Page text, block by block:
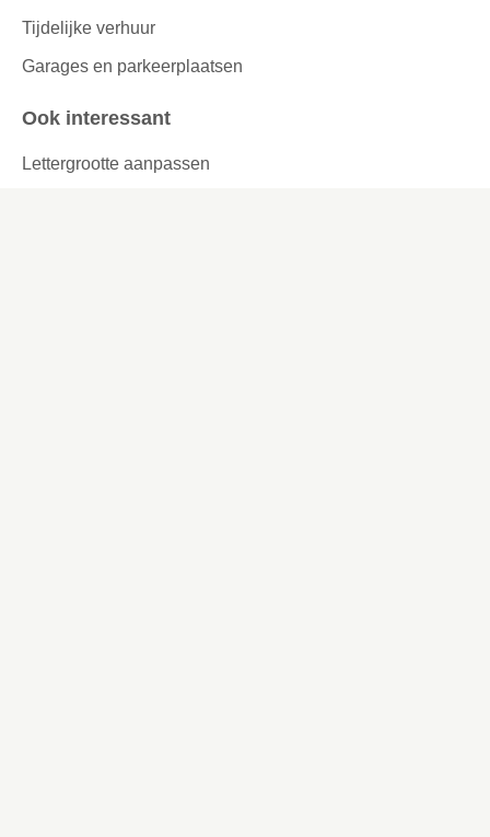
Tijdelijke verhuur
Garages en parkeerplaatsen
Ook interessant
Lettergrootte aanpassen